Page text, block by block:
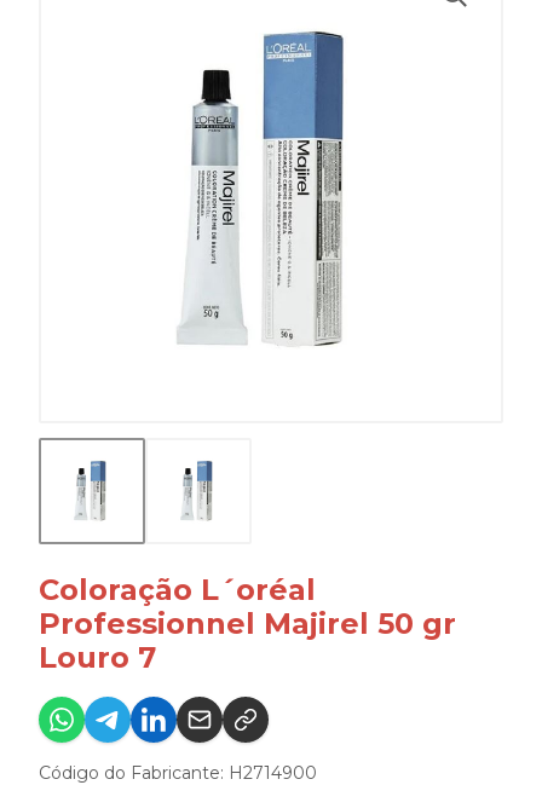
Coloração L´oréal
Professionnel Majirel 50 gr
Louro 7
Código do Fabricante: H2714900